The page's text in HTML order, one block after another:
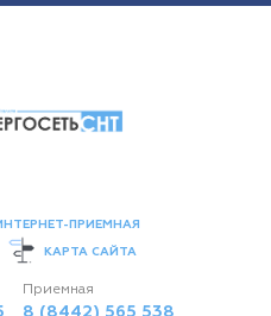
ПРИЕМНАЯ
КАРТА САЙТА
Приемная
8 (8442) 565 538